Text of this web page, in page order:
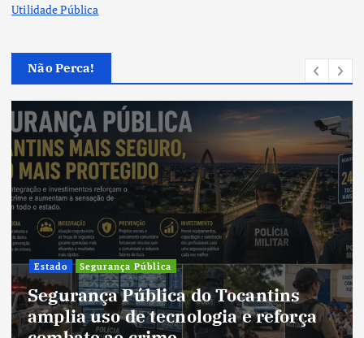
Utilidade Pública
Não Perca!
Cultura
Cultura do Tocantins preserva
tradições e fortalece identidade de
um estado em constante